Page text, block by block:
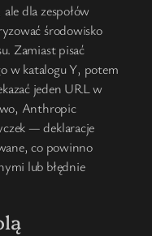
dla zespołów
środowisko
Zamiast pisać
w katalogu Y, potem
jeden URL w
Anthropic
— deklaracje
co powinno
lub błędnie